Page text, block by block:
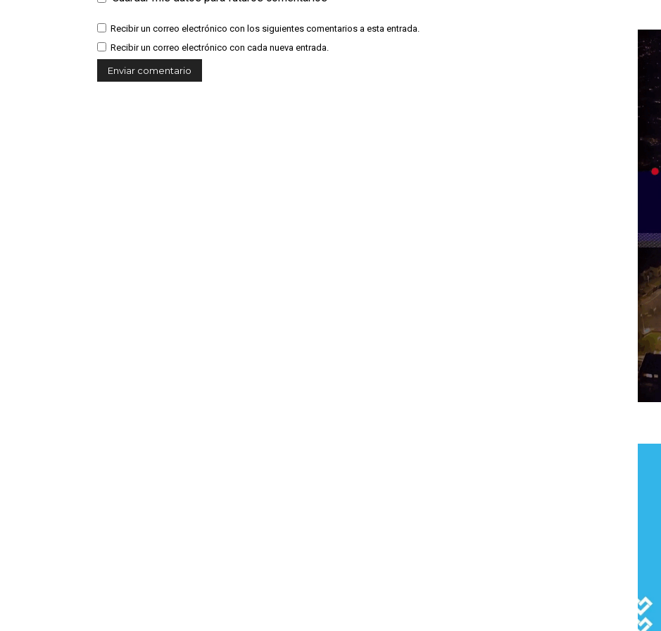
Recibir un correo electrónico con los siguientes comentarios a esta entrada.
Recibir un correo electrónico con cada nueva entrada.